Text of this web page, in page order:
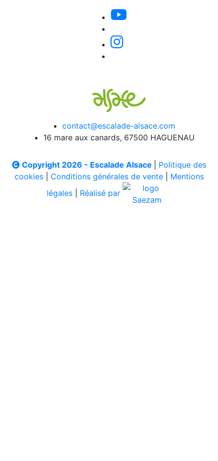
contact@escalade-alsace.com
16 mare aux canards, 67500 HAGUENAU
Copyright 2026 - Escalade Alsace
Politique des
cookies| Conditions générales de vente| Mentions
légales
Réalisé par